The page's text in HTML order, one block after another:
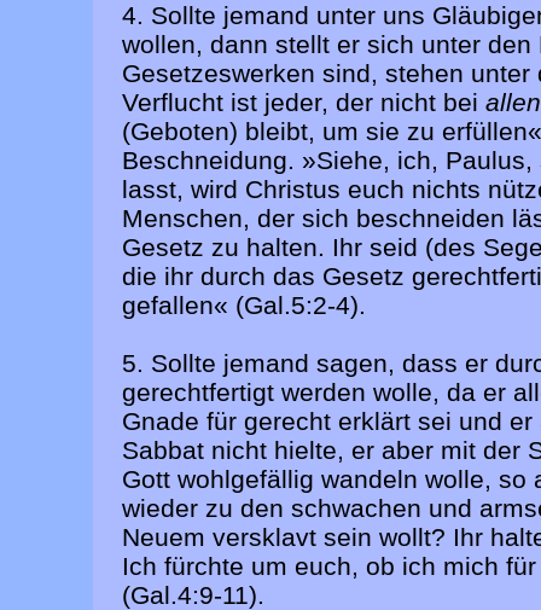
4. Sollte jemand unter uns
wollen, dann stellt er sich unter
Gesetzeswerken sind, stehen
Verflucht ist jeder, der nicht bei
(Geboten) bleibt, um sie zu
Beschneidung. »Siehe, ich,
lasst, wird Christus euch nichts
Menschen, der sich beschneiden
Gesetz zu halten. Ihr seid (des
die ihr durch das Gesetz
gefallen« (Gal.5:2-4).
5. Sollte jemand sagen, dass er
gerechtfertigt werden wolle, da er
Gnade für gerecht erklärt sei und
Sabbat nicht hielte, er aber mit der
Gott wohlgefällig wandeln wolle,
wieder zu den schwachen und
Neuem versklavt sein wollt? Ihr
Ich fürchte um euch, ob ich mich
(Gal.4:9-11).